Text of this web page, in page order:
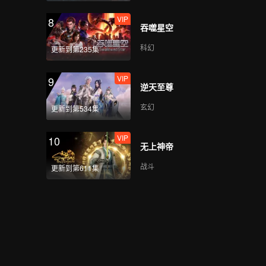
8
更新到第235集
VIP
吞噬星空
科幻
9
更新到第534集
VIP
逆天至尊
玄幻
10
更新到第611集
VIP
无上神帝
战斗